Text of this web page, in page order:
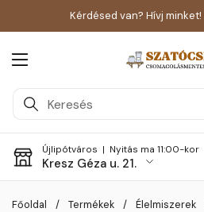
Kérdésed van? Hívj minket!
Menü megnyitása
Újlipótváros | Nyitás ma 11:00-kor
Kresz Géza u. 21.
Főoldal / Termékek / Élelmiszerek